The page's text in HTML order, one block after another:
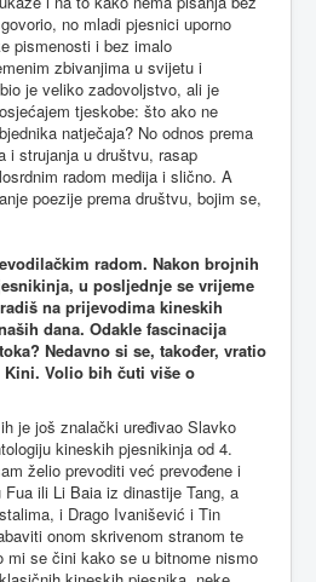
no mladi pjesnici uporno
pismenosti i bez imalo
zbivanjima u svijetu i
je veliko zadovoljstvo, ali je
tjeskobe: što ako ne
natječaja? No odnos prema
i strujanja u društvu, rasap
radom medija i slično. A
poezije prema društvu, bojim se,
radom. Nakon brojnih
u posljednje se vrijeme
na prijevodima kineskih
dana. Odakle fascinacija
Nedavno si se, također, vratio
Volio bih čuti više o
je još znalački uređivao Slavko
kineskih pjesnikinja od 4.
želio prevoditi već prevođene i
ili Li Baia iz dinastije Tang, a
i Drago Ivanišević i Tin
onom skrivenom stranom te
se čini kako se u bitnome nismo